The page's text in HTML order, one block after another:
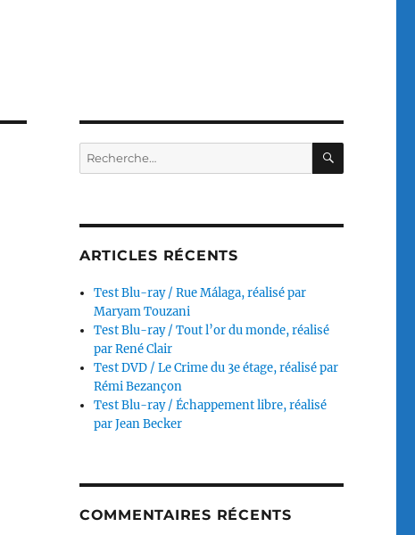
Recherche
pour :
ARTICLES RÉCENTS
Test Blu-ray / Rue Málaga, réalisé par
Maryam Touzani
Test Blu-ray / Tout l’or du monde, réalisé
par René Clair
Test DVD / Le Crime du 3e étage, réalisé par
Rémi Bezançon
Test Blu-ray / Échappement libre, réalisé
par Jean Becker
COMMENTAIRES RÉCENTS